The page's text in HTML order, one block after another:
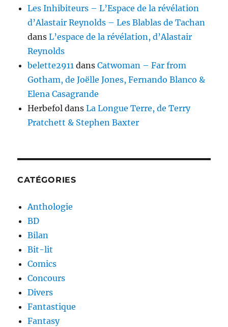
Les Inhibiteurs – L’Espace de la révélation
d’Alastair Reynolds – Les Blablas de Tachan
dansL’espace de la révélation, d’Alastair
Reynolds
belette2911 dansCatwoman – Far from
Gotham, de Joëlle Jones, Fernando Blanco &
Elena Casagrande
Herbefol dansLa Longue Terre, de Terry
Pratchett & Stephen Baxter
CATÉGORIES
Anthologie
BD
Bilan
Bit-lit
Comics
Concours
Divers
Fantastique
Fantasy